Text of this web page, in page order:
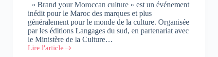
« Brand your Moroccan culture » est un événement
inédit pour le Maroc des marques et plus
généralement pour le monde de la culture. Organisée
par les éditions Langages du sud, en partenariat avec
le Ministère de la Culture…
Lire l'article
Concours